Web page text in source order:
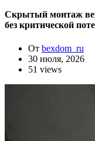
Скрытый монтаж
без критической
От bexdom_ru
30 июля, 2026
51 views